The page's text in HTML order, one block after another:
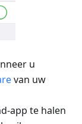
u
van uw
app te halen